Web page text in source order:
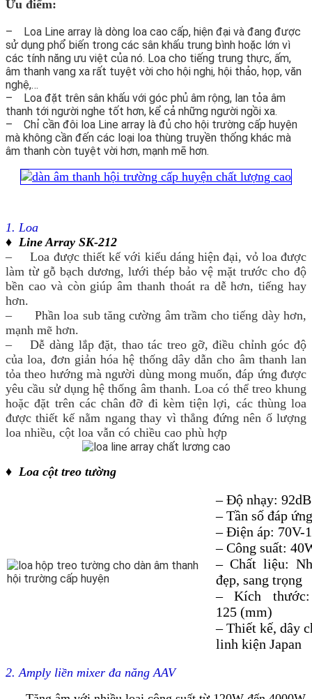
Ưu điểm:
– Loa Line array là dòng loa cao cấp, hiện đại và đang được
sử dụng phổ biến trong các sân khấu trung bình hoặc lớn vì
các tính năng ưu việt của nó. Loa cho tiếng trung thực, ấm,
âm thanh vang xa rất tuyệt vời cho hội nghị, hội thảo, họp, văn
nghệ,…
– Loa đặt trên sân khấu với góc phủ âm rộng, lan tỏa âm
thanh tới người nghe tốt hơn, kể cả những người ngồi xa.
– Chỉ cần đôi loa Line array là đủ cho hội trường cấp huyện
mà không cần đến các loại loa thùng truyền thống khác mà
âm thanh còn tuyệt vời hơn, mạnh mẽ hơn.
1. Loa
♦ Line Array SK-212
– Loa được thiết kế với kiểu dáng hiện đại, vỏ loa được
làm từ gỗ bạch dương, lưới thép bảo vệ mặt trước cho độ
bền cao và còn giúp âm thanh thoát ra dễ hơn, tiếng hay
hơn.
– Phần loa sub tăng cường âm trầm cho tiếng dày hơn,
mạnh mẽ hơn.
– Dễ dàng lắp đặt, thao tác treo gỡ, điều chỉnh góc độ
của loa, đơn giản hóa hệ thống dây dẫn cho âm thanh lan
tỏa theo hướng mà người dùng mong muốn, đáp ứng được
yêu cầu sử dụng hệ thống âm thanh. Loa có thể treo khung
hoặc đặt trên các chân đỡ đi kèm tiện lợi, các thùng loa
được thiết kế nằm ngang thay vì thẳng đứng nên ố lượng
loa nhiều, cột loa vẫn có chiều cao phù hợp
♦ Loa cột treo tường
– Độ nhạy: 92dB
– Tần số đáp
– Điện áp: 70V-
– Công suất:
– Chất liệu:
đẹp, sang trọng
– Kích
125 (mm)
– Thiết kế, dây
linh kiện Japan
2. Amply liền mixer đa năng AAV